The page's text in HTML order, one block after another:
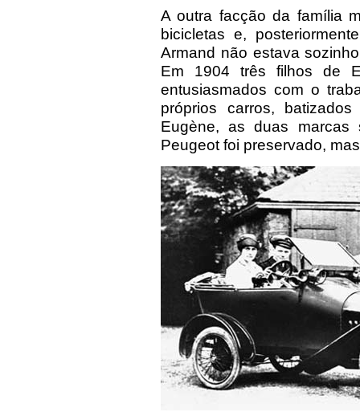
A outra facção da família
bicicletas e,
Armand não estava
Em 1904 três filhos de
entusiasmados com o
próprios carros,
Eugène, as duas
Peugeot foi preservado,